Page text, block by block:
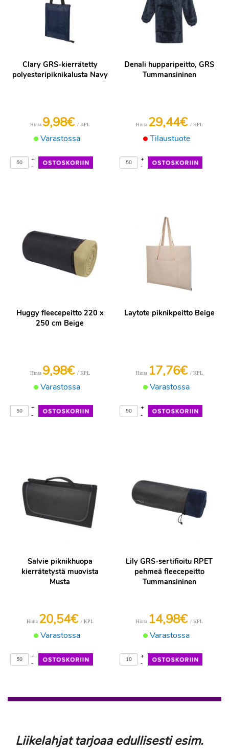
Clary GRS-kierrätetty
polyesteripiknikalusta Navy
Varastossa
Hinta 9,98€ / KPL
-
+
Denali hupparipeitto, GRS
Tummansininen
Tilaustuote
Hinta 29,44€ / KPL
-
+
Huggy fleecepeitto 220 x
250 cm Beige
Varastossa
Hinta 9,98€ / KPL
-
+
Laytote piknikpeitto Beige
Varastossa
Hinta 17,76€ / KPL
-
+
Salvie piknikhuopa
kierrätetystä muovista
Musta
Varastossa
Hinta 20,54€ / KPL
-
+
Lily GRS-sertifioitu RPET
pehmeä fleecepeitto
Tummansininen
Varastossa
Hinta 14,98€ / KPL
-
+
Liikelahjat tarjoaa edullisesti esim.